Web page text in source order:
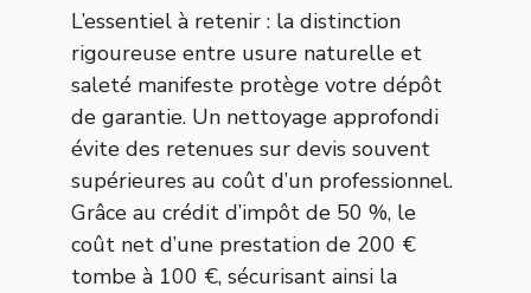
L’essentiel à retenir : la distinction
rigoureuse entre usure naturelle et
saleté manifeste protège votre dépôt
de garantie. Un nettoyage approfondi
évite des retenues sur devis souvent
supérieures au coût d’un professionnel.
Grâce au crédit d’impôt de 50 %, le
coût net d’une prestation de 200 €
tombe à 100 €, sécurisant ainsi la